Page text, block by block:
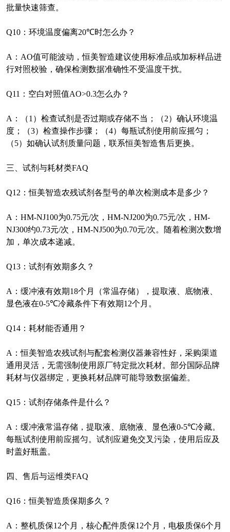
批量快速筛查。
Q10 ：环境温度偏离20℃时怎么办？
A ： AO值可能波动，恒美智造建议使用标准品或加标样品进
行对照校验，确保检测数据准确性不受温度干扰。
Q11 ：空白对照值AO>0.3怎么办？
A ：（1 ）检查试剂是否过期或存储不当；（2）确认环境温
度；（3）检查操作步骤；（4）每瓶试剂使用前应摇匀；
（5）如确认试剂质量问题，联系恒美智造售后更换。
三、试剂与耗材类FAQ
Q12 ：恒美智造农残试剂各型号的单次检测成本是多少？
A ： HM-NJ100为0.75元/次， HM-NJ200为0.75元/次， HM-
NJ300约0.73元/次， HM-NJ500为0.70元/次。
随着检测次数增
加，单次成本递减。
Q13 ：试剂有效期多久？
A ：缓冲液有效期18个月（常温存储），提取液、底物液、
显色液在0-5℃冷藏条件下有效期12个月。
Q14 ：耗材能否通用？
A ：恒美智造农残试剂与配套检测仪器兼容性好，采购渠道
通用灵活，无需强制使用原厂特定批次耗材。部分国际品牌
耗材与仪器绑定，更换耗材品牌可能导致数据偏差。
Q15 ：试剂存储条件是什么？
A ：缓冲液常温存储，提取液、底物液、显色液0-5℃冷藏。
每瓶试剂使用前应摇匀。试剂应避免交叉污染，使用后应及
时盖好瓶盖。
四、售后与运维类FAQ
Q16 ：恒美智造质保期多久？
A ：整机质保12个月，核心配件质保12个月，电极质保6个月